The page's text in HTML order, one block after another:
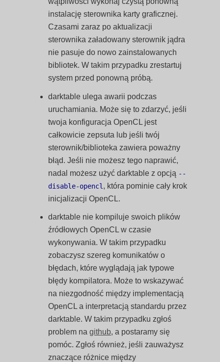
instalację sterownika karty graficznej.
Czasami zaraz po aktualizacji
sterownika załadowany sterownik jądra
nie pasuje do nowo zainstalowanych
bibliotek. W takim przypadku zrestartuj
system przed ponowną próbą.
darktable ulega awarii podczas
uruchamiania. Może się to zdarzyć, jeśli
twoja konfiguracja OpenCL jest
całkowicie zepsuta lub jeśli twój
sterownik/biblioteka zawiera poważny
błąd. Jeśli nie możesz tego naprawić,
nadal możesz użyć darktable z opcją --
disable-opencl , która pominie cały krok
inicjalizacji OpenCL.
darktable nie kompiluje swoich plików
źródłowych OpenCL w czasie
wykonywania. W takim przypadku
zobaczysz szereg komunikatów o
błędach, które wyglądają jak typowe
błędy kompilatora. Może to wskazywać
na niezgodność między implementacją
OpenCL a interpretacją standardu przez
darktable. W takim przypadku zgłoś
problem nagithub, a postaramy się
pomóc. Zgłoś również, jeśli zauważysz
znaczące różnice między